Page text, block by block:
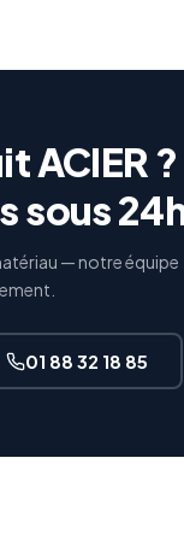
ACIER ?
sous
— notre équipe
01 88 32 18 85